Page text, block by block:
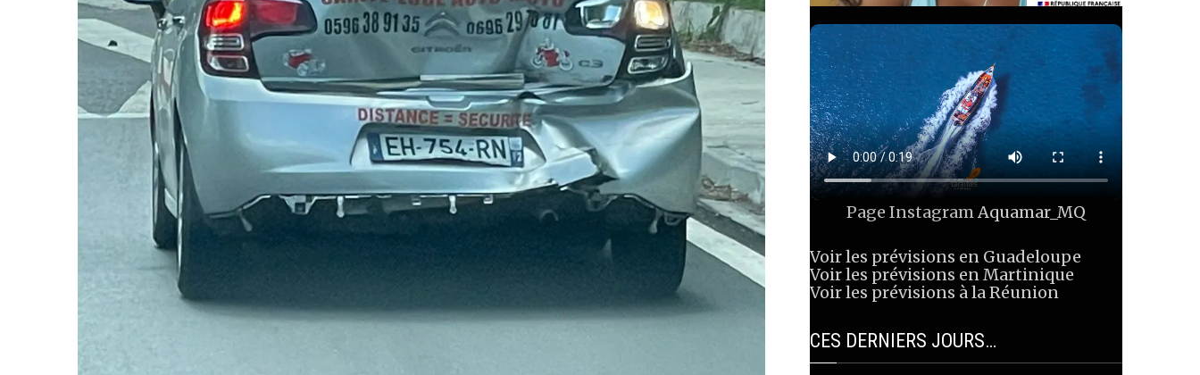
Page InstagramAquamar_MQ
Voir les prévisions en Guadeloupe
Voir les prévisions en Martinique
Voir les prévisions à la Réunion
CES DERNIERS JOURS…